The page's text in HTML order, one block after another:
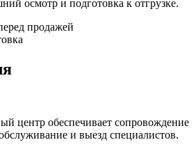
осмотр и подготовка к отгрузке.
продажей
центр обеспечивает сопровождение
и выезд специалистов.